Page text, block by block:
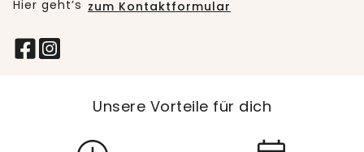
Hier geht’s zum Kontaktformular
Unsere Vorteile für dich